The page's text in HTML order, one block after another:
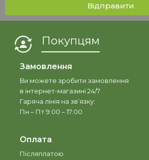
Відправити
Покупцям
Замовлення
Ви можете зробити замовлення
в інтернет-магазині 24/7
Гаряча лінія на зв’язку:
Пн – Пт 9:00 – 17:00
Оплата
Післяплатою